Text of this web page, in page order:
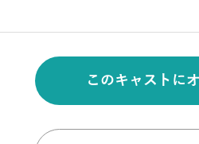
このキャストに